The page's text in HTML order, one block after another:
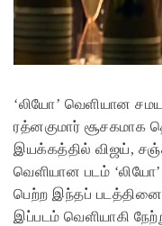
‘லியோ’ வெளியான
ரத்னகுமார் சூசகமாக
இயக்கத்தில் விஜய்,
வெளியான படம்
பெற்ற இந்தப் படத்தினை
இப்படம் வெளியாகி